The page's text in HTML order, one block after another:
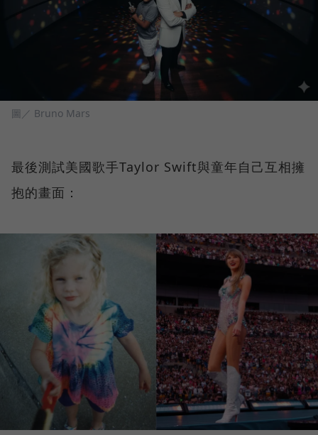
圖／ Bruno Mars
最後測試美國歌手Taylor Swift與童年自己互相擁
抱的畫面：